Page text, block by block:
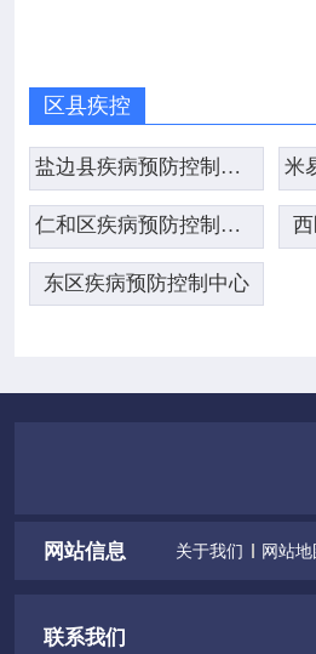
区县疾控
盐边县疾病预防控制中心
仁和区疾病预防控制中心
东区疾病预防控制中心
网站信息 关于我们 网站地
联系我们